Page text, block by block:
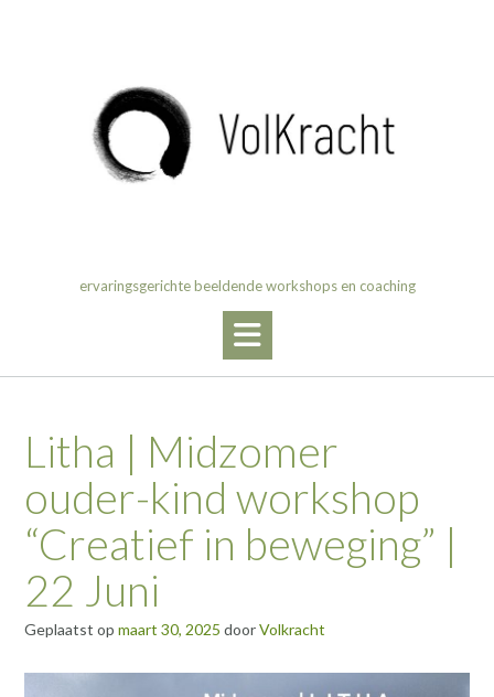
ervaringsgerichte beeldende workshops en coaching
Litha | Midzomer
ouder-kind workshop
“Creatief in beweging” |
22 Juni
Geplaatst op maart 30, 2025 doorVolkracht